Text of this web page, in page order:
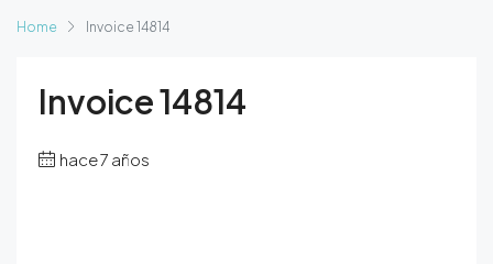
Home Invoice 14814
Invoice 14814
hace 7 años